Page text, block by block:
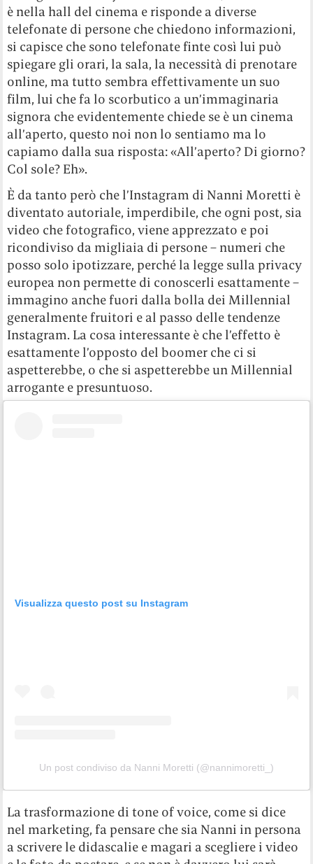
è nella hall del cinema e risponde a diverse
telefonate di persone che chiedono informazioni,
si capisce che sono telefonate finte così lui può
spiegare gli orari, la sala, la necessità di prenotare
online, ma tutto sembra effettivamente un suo
film, lui che fa lo scorbutico a un’immaginaria
signora che evidentemente chiede se è un cinema
all’aperto, questo noi non lo sentiamo ma lo
capiamo dalla sua risposta: «All’aperto? Di giorno?
Col sole? Eh».
È da tanto però che l’Instagram di Nanni Moretti è
diventato autoriale, imperdibile, che ogni post, sia
video che fotografico, viene apprezzato e poi
ricondiviso da migliaia di persone – numeri che
posso solo ipotizzare, perché la legge sulla privacy
europea non permette di conoscerli esattamente –
immagino anche fuori dalla bolla dei Millennial
generalmente fruitori e al passo delle tendenze
Instagram. La cosa interessante è che l’effetto è
esattamente l’opposto del boomer che ci si
aspetterebbe, o che si aspetterebbe un Millennial
arrogante e presuntuoso.
Visualizza questo post su Instagram
Un post condiviso da Nanni Moretti (@nannimoretti_)
La trasformazione di tone of voice, come si dice
nel marketing, fa pensare che sia Nanni in persona
a scrivere le didascalie e magari a scegliere i video